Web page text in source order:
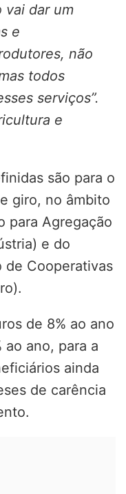
vai dar um
e
não
todos
serviços”.
e
são para o
giro, no âmbito
para Agregação
e do
de Cooperativas
de 8% ao ano
ao ano, para a
ainda
de carência